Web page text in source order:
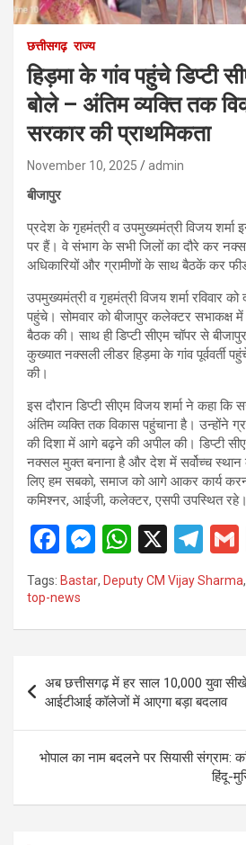
छत्तीसगढ़ राज्य
हिड़मा के गांव पहुंचे डिप्टी
बोले – अंतिम व्यक्ति तक
सरकार की प्राथमिकता
November 10, 2025 admin
बीजापुर
प्रदेश के गृहमंत्री व उपमुख्यमंत्री विजय शर्मा
पर हैं। वे संभाग के सभी जिलों का दौरे कर
अधिकारियों और ग्रामीणों के साथ बैठकें कर
उपमुख्यमंत्री व गृहमंत्री विजय शर्मा रविवार को
पहुंचे। सोमवार को बीजापुर कलेक्टर सभाकक्ष में
बैठक की। साथ ही डिप्टी सीएम चॉपर से
कुख्यात नक्सली लीडर हिड़मा के गांव पूर्ववर्ती
की।
इस दौरान डिप्टी सीएम विजय शर्मा ने कहा कि
अंतिम व्यक्ति तक विकास पहुंचाना है। उन्होंने
की दिशा में आगे बढ़ने की अपील की। डिप्टी
नक्सल मुक्त बनाना है और देश में सर्वोच्च
लिए हम सबको, समाज को आगे आकर कार्य
कमिश्नर, आईजी, कलेक्टर, एसपी उपस्थित रहे।
F
a
ce
b
o
k
M
es
se
n
er
W
h
at
s
p
p
X
T
el
gr
m
Tags: Bastar, Deputy CM Vijay Sharma,
top-news
navigation
अब छत्तीसगढ़ में हर साल 10,000 युवा
आईटीआई कॉलेजों में आएगा बड़ा बदलाव
भोपाल का नाम बदलने पर सियासी संग्राम:
हिंदू-